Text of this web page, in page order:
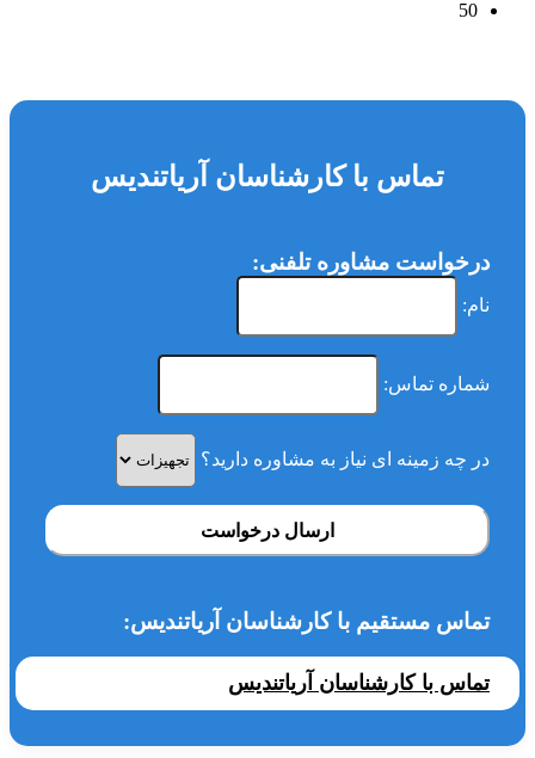
50
تماس با کارشناسان آریاتندیس
درخواست مشاوره تلفنی:
نام:
شماره تماس:
در چه زمینه ای نیاز به مشاوره دارید؟
ارسال درخواست
تماس مستقیم با کارشناسان آریاتندیس:
تماس با کارشناسان آریاتندیس